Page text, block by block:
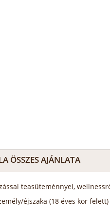
ÖSSZES AJÁNLATA
teasüteménnyel,
éjszaka (18 éves kor felett)